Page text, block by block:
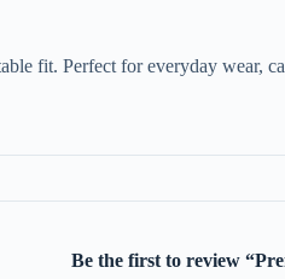
fit. Perfect for everyday wear,
Be the first to review